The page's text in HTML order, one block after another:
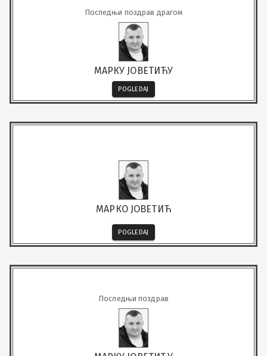
Последњи поздрав драгом
МАРКУ ЈОВЕТИЋУ
POGLEDAJ
МАРКО ЈОВЕТИЋ
POGLEDAJ
Последњи поздрав